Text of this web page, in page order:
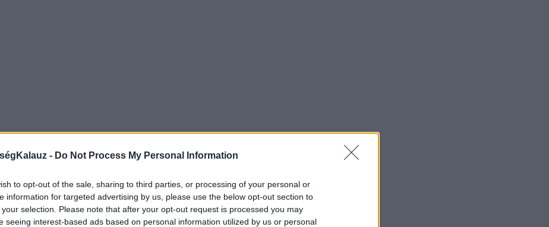
- Do Not Process My Personal Information
to opt-out of the sale, sharing to third parties, or processing of your personal or
information for targeted advertising by us, please use the below opt-out section to
selection. Please note that after your opt-out request is processed you may
seeing interest-based ads based on personal information utilized by us or personal